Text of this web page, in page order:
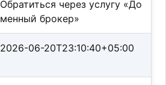
Обратиться через услугу «До
менный брокер»
2026-06-20T23:10:40+05:00